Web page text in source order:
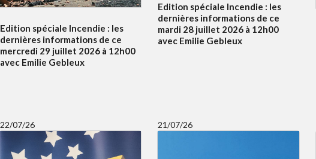
Edition spéciale Incendie : les
dernières informations de ce
mercredi 29 juillet 2026 à 12h00
avec Emilie Gebleux
Edition spéciale Incendie : les
dernières informations de ce
mardi 28 juillet 2026 à 12h00
avec Emilie Gebleux
22/07/26 21/07/26